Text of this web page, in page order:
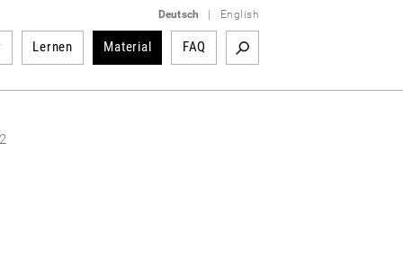
Deutsch English
Lernen Material FAQ